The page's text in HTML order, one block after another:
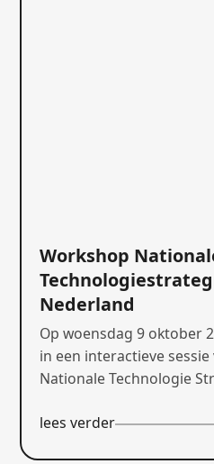
Workshop
Nederland
Op woensdag 9 oktober
in een interactieve
Nationale Technologie
lees verder